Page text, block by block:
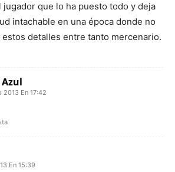
jugador que lo ha puesto todo y deja
intachable en una época donde no
estos detalles entre tanto mercenario.
2013 En 17:42
En 15:39